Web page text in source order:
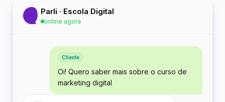
Parli · Escola Digital
online agora
Cliente
Oi! Quero saber mais sobre o curso de
marketing digital